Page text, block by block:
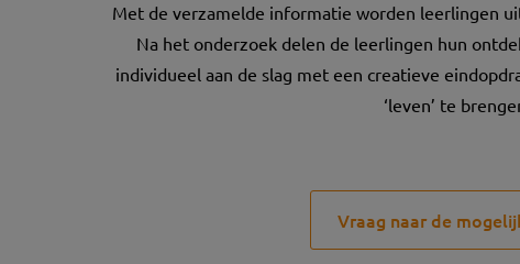
Met de verzamelde informatie worden leerlingen
Na het onderzoek delen de leerlingen hun
individueel aan de slag met een creatieve
‘leven’ te
Vraag naar de